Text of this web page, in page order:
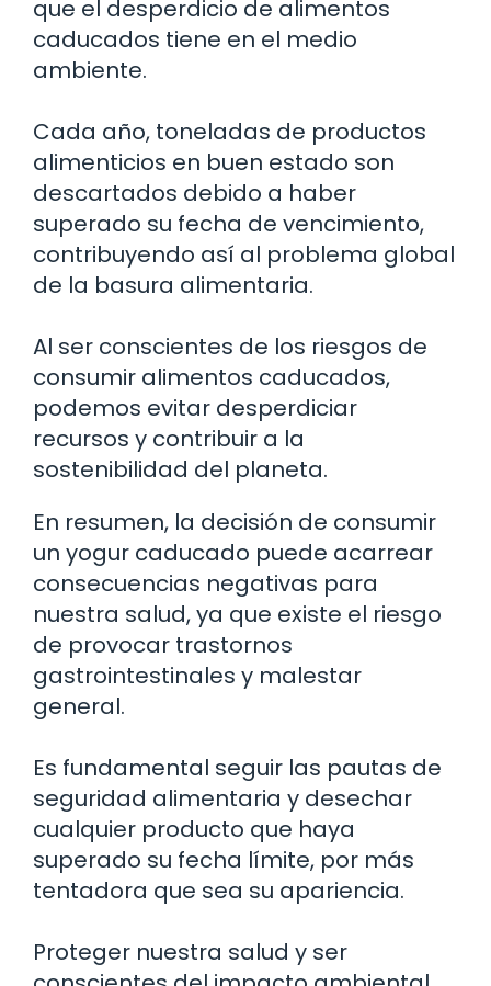
que el desperdicio de alimentos
caducados tiene en el medio
ambiente.
Cada año, toneladas de productos
alimenticios en buen estado son
descartados debido a haber
superado su fecha de vencimiento,
contribuyendo así al problema global
de la basura alimentaria.
Al ser conscientes de los riesgos de
consumir alimentos caducados,
podemos evitar desperdiciar
recursos y contribuir a la
sostenibilidad del planeta.
En resumen, la decisión de consumir
un yogur caducado puede acarrear
consecuencias negativas para
nuestra salud, ya que existe el riesgo
de provocar trastornos
gastrointestinales y malestar
general.
Es fundamental seguir las pautas de
seguridad alimentaria y desechar
cualquier producto que haya
superado su fecha límite, por más
tentadora que sea su apariencia.
Proteger nuestra salud y ser